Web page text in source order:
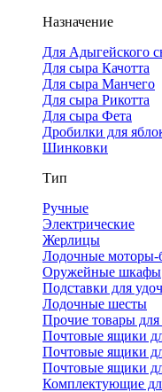
Назначение
Для Адыгейского
Для сыра Качотта
Для сыра Манчего
Для сыра Рикотта
Для сыра Фета
Дробилки для
Шинковки
Тип
Ручные
Электрические
Жерлицы
Лодочные моторы-
Оружейные шкафы
Подставки для
Лодочные шесты
Прочие товары
Почтовые ящики
Почтовые ящики
Почтовые ящики
Комплектующие